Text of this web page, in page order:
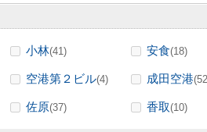
小林(41) 安食(18)
空港第２ビル(4) 成田空港
佐原(37) 香取(10)